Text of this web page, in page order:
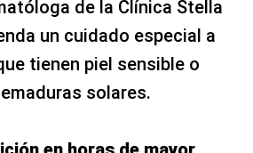
de la Clínica Stella
un cuidado especial a
tienen piel sensible o
solares.